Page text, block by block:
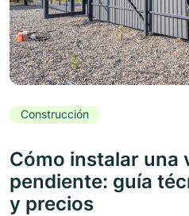
Construcción
Cómo instalar una
pendiente: guía
y precios